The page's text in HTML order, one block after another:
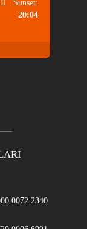
Sunset:
20:04
0072 2340